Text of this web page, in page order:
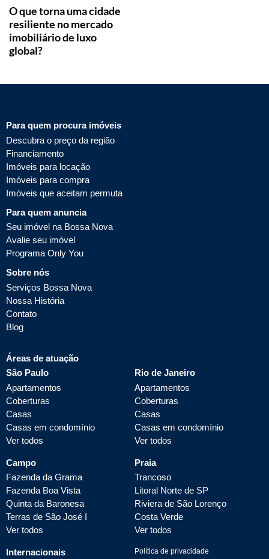
O que torna uma cidade
resiliente no mercado
imobiliário de luxo
global?
Para quem procura imóveis
Descubra o preço da região
Financiamento
Imóveis para locação
Imóveis para compra
Imóveis que aceitam permuta
Para quem anuncia
Seu imóvel na Bossa Nova
Avalie seu imóvel
Programa Only You
Sobre nós
Serviços Bossa Nova
Nossa História
Contato
Blog
Áreas de atuação
São Paulo
Apartamentos
Coberturas
Casas
Casas em condomínio
Ver todos
Rio de Janeiro
Apartamentos
Coberturas
Casas
Casas em condomínio
Ver todos
Campo
Fazenda da Grama
Fazenda Boa Vista
Quinta da Baronesa
Terras de São José I
Ver todos
Praia
Trancoso
Litoral Norte de SP
Riviera de São Lorenço
Costa Verde
Ver todos
Internacionais
Política de privacidade